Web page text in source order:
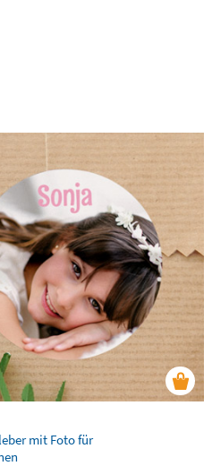
mit Foto für